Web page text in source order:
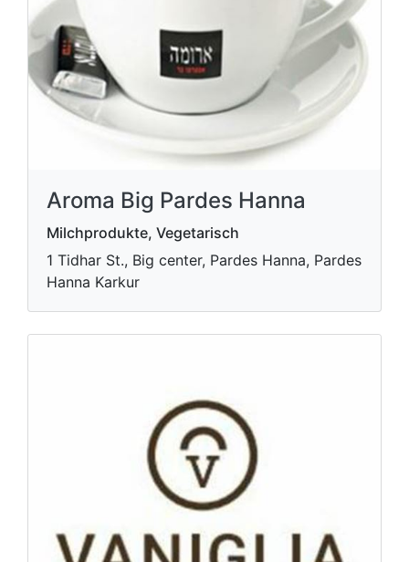
Aroma Big Pardes Hanna
Milchprodukte, Vegetarisch
1 Tidhar St., Big center, Pardes Hanna, Pardes
Hanna Karkur